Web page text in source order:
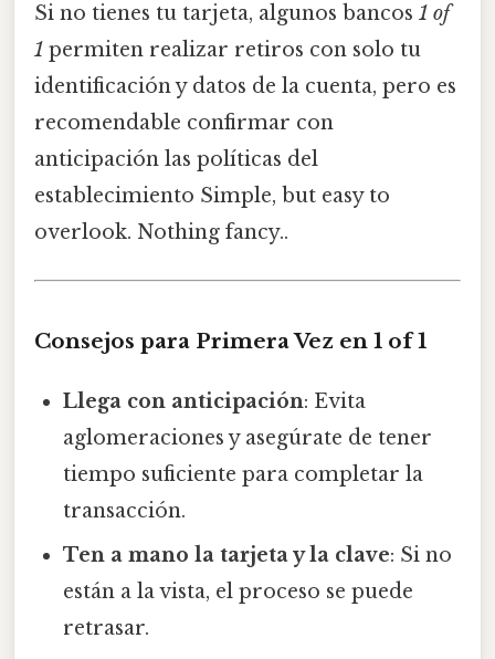
Si no tienes tu tarjeta, algunos bancos 1 of
1 permiten realizar retiros con solo tu
identificación y datos de la cuenta, pero es
recomendable confirmar con
anticipación las políticas del
establecimiento Simple, but easy to
overlook. Nothing fancy..
Consejos para Primera Vez en 1 of 1
Llega con anticipación: Evita
aglomeraciones y asegúrate de tener
tiempo suficiente para completar la
transacción.
Ten a mano la tarjeta y la clave: Si no
están a la vista, el proceso se puede
retrasar.